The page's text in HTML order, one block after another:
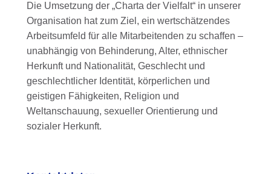
Die Umsetzung der „Charta der Vielfalt“ in unserer
Organisation hat zum Ziel, ein wertschätzendes
Arbeitsumfeld für alle Mitarbeitenden zu schaffen –
unabhängig von Behinderung, Alter, ethnischer
Herkunft und Nationalität, Geschlecht und
geschlechtlicher Identität, körperlichen und
geistigen Fähigkeiten, Religion und
Weltanschauung, sexueller Orientierung und
sozialer Herkunft.